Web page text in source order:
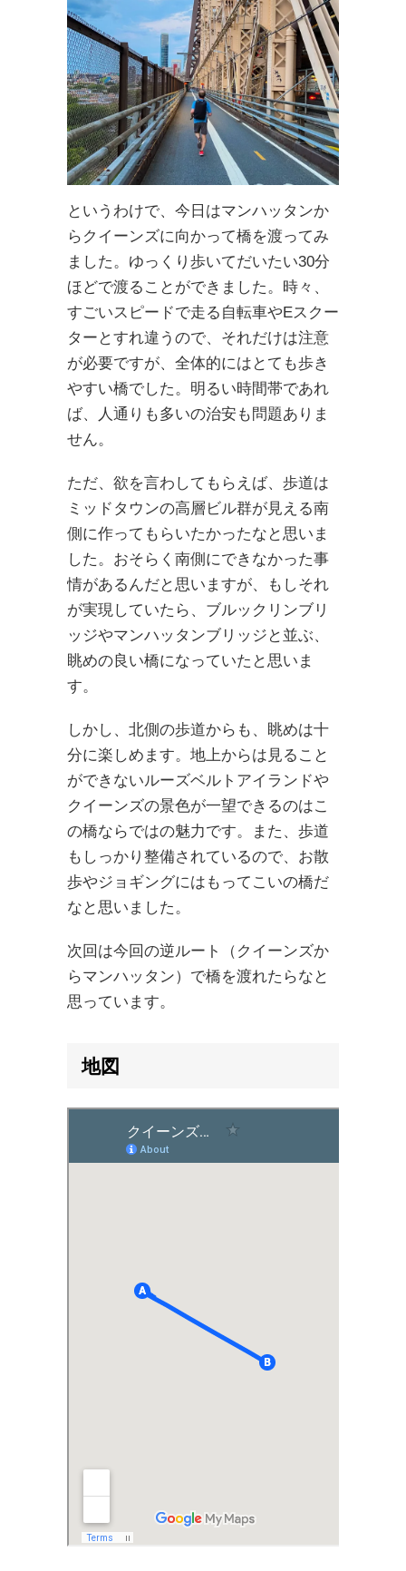
というわけで、今日はマンハッタンか
らクイーンズに向かって橋を渡ってみ
ました。ゆっくり歩いてだいたい30分
ほどで渡ることができました。時々、
すごいスピードで走る自転車やEスクー
ターとすれ違うので、それだけは注意
が必要ですが、全体的にはとても歩き
やすい橋でした。明るい時間帯であれ
ば、人通りも多いの治安も問題ありま
せん。
ただ、欲を言わしてもらえば、歩道は
ミッドタウンの高層ビル群が見える南
側に作ってもらいたかったなと思いま
した。おそらく南側にできなかった事
情があるんだと思いますが、もしそれ
が実現していたら、ブルックリンブリ
ッジやマンハッタンブリッジと並ぶ、
眺めの良い橋になっていたと思いま
す。
しかし、北側の歩道からも、眺めは十
分に楽しめます。地上からは見ること
ができないルーズベルトアイランドや
クイーンズの景色が一望できるのはこ
の橋ならではの魅力です。また、歩道
もしっかり整備されているので、お散
歩やジョギングにはもってこいの橋だ
なと思いました。
次回は今回の逆ルート（クイーンズか
らマンハッタン）で橋を渡れたらなと
思っています。
地図